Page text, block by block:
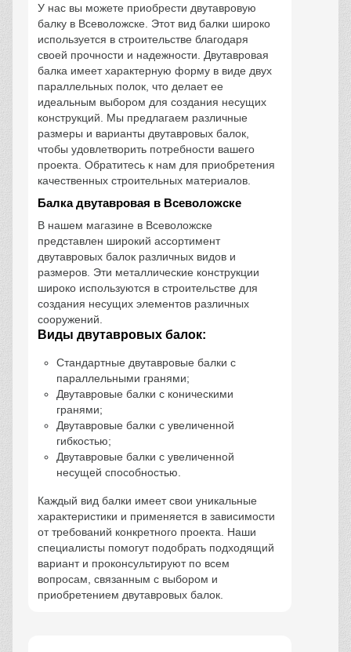
У нас вы можете приобрести двутавровую
балку в Всеволожске. Этот вид балки широко
используется в строительстве благодаря
своей прочности и надежности. Двутавровая
балка имеет характерную форму в виде двух
параллельных полок, что делает ее
идеальным выбором для создания несущих
конструкций. Мы предлагаем различные
размеры и варианты двутавровых балок,
чтобы удовлетворить потребности вашего
проекта. Обратитесь к нам для приобретения
качественных строительных материалов.
Балка двутавровая в Всеволожске
В нашем магазине в Всеволожске
представлен широкий ассортимент
двутавровых балок различных видов и
размеров. Эти металлические конструкции
широко используются в строительстве для
создания несущих элементов различных
сооружений.
Виды двутавровых балок:
Стандартные двутавровые балки с
параллельными гранями;
Двутавровые балки с коническими
гранями;
Двутавровые балки с увеличенной
гибкостью;
Двутавровые балки с увеличенной
несущей способностью.
Каждый вид балки имеет свои уникальные
характеристики и применяется в зависимости
от требований конкретного проекта. Наши
специалисты помогут подобрать подходящий
вариант и проконсультируют по всем
вопросам, связанным с выбором и
приобретением двутавровых балок.